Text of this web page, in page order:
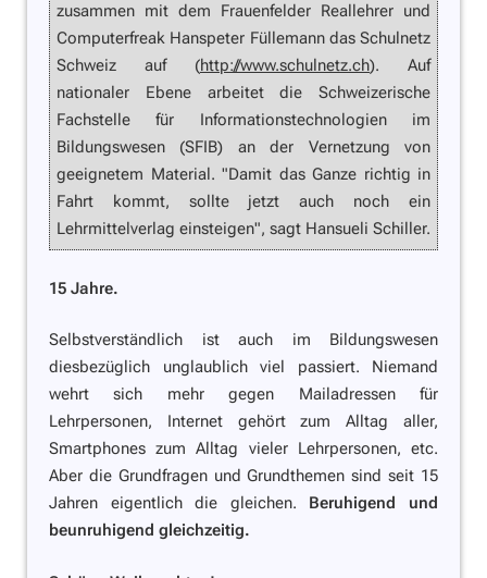
zusammen mit dem Frauenfelder Reallehrer und
Computerfreak Hanspeter Füllemann das Schulnetz
Schweiz auf (http://www.schulnetz.ch). Auf
nationaler Ebene arbeitet die Schweizerische
Fachstelle für Informationstechnologien im
Bildungswesen (SFIB) an der Vernetzung von
geeignetem Material. "Damit das Ganze richtig in
Fahrt kommt, sollte jetzt auch noch ein
Lehrmittelverlag einsteigen", sagt Hansueli Schiller.
15 Jahre.
Selbstverständlich ist auch im Bildungswesen
diesbezüglich unglaublich viel passiert. Niemand
wehrt sich mehr gegen Mailadressen für
Lehrpersonen, Internet gehört zum Alltag aller,
Smartphones zum Alltag vieler Lehrpersonen, etc.
Aber die Grundfragen und Grundthemen sind seit 15
Jahren eigentlich die gleichen. Beruhigend und
beunruhigend gleichzeitig.